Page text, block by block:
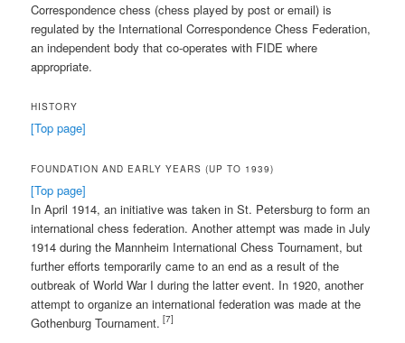
Correspondence chess (chess played by post or email) is
regulated by the International Correspondence Chess Federation,
an independent body that co-operates with FIDE where
appropriate.
HISTORY
[Top page]
FOUNDATION AND EARLY YEARS (UP TO 1939)
[Top page]
In April 1914, an initiative was taken in St. Petersburg to form an
international chess federation. Another attempt was made in July
1914 during the Mannheim International Chess Tournament, but
further efforts temporarily came to an end as a result of the
outbreak of World War I during the latter event. In 1920, another
attempt to organize an international federation was made at the
Gothenburg Tournament. [7]